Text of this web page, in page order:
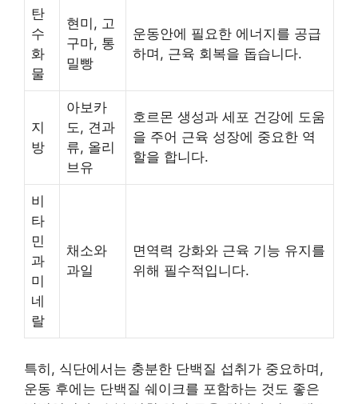
탄
수
화
물
현미, 고
구마, 통
밀빵
운동안에 필요한 에너지를 공급
하며, 근육 회복을 돕습니다.
지
방
아보카
도, 견과
류, 올리
브유
호르몬 생성과 세포 건강에 도움
을 주어 근육 성장에 중요한 역
할을 합니다.
비
타
민
과
미
네
랄
채소와
과일
면역력 강화와 근육 기능 유지를
위해 필수적입니다.
특히, 식단에서는 충분한 단백질 섭취가 중요하며,
운동 후에는 단백질 쉐이크를 포함하는 것도 좋은